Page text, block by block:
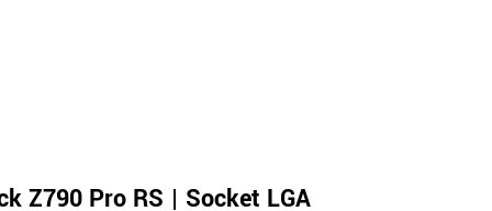
Z790 Pro RS | Socket LGA